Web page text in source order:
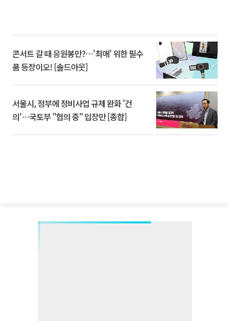
콘서트 갈 때 응원봉만?⋯'최애' 위한 필수
품 등장이오! [솔드아웃]
서울시, 정부에 정비사업 규제 완화 '건
의'⋯국토부 "협의 중" 입장만 [종합]